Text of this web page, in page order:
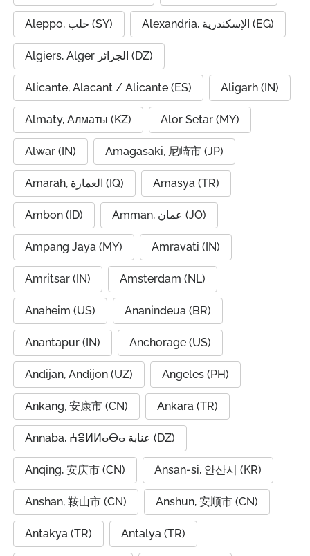
Aleppo, حلب (SY) Alexandria, الإسكندرية (EG)
Algiers, Alger الجزائر (DZ)
Alicante, Alacant / Alicante (ES) Aligarh (IN)
Almaty, Алматы (KZ) Alor Setar (MY)
Alwar (IN) Amagasaki, 尼崎市 (JP)
Amarah, العمارة (IQ) Amasya (TR)
Ambon (ID) Amman, عمان (JO)
Ampang Jaya (MY) Amravati (IN)
Amritsar (IN) Amsterdam (NL)
Anaheim (US) Ananindeua (BR)
Anantapur (IN) Anchorage (US)
Andijan, Andijon (UZ) Angeles (PH)
Ankang, 安康市 (CN) Ankara (TR)
Annaba, ⵄⴻⵍⵍⴰⴱⴰ عنابة (DZ)
Anqing, 安庆市 (CN) Ansan-si, 안산시 (KR)
Anshan, 鞍山市 (CN) Anshun, 安顺市 (CN)
Antakya (TR) Antalya (TR)